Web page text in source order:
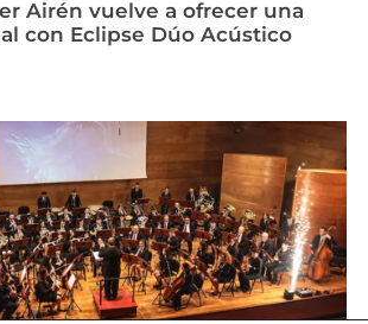
Airén vuelve a ofrecer una
con Eclipse Dúo Acústico